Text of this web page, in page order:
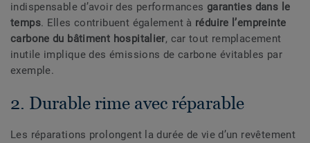
indispensable d’avoir des performances garanties dans le
temps. Elles contribuent également à réduire l’empreinte
carbone du bâtiment hospitalier, car tout remplacement
inutile implique des émissions de carbone évitables par
exemple.
2. Durable rime avec réparable
Les réparations prolongent la durée de vie d’un revêtement